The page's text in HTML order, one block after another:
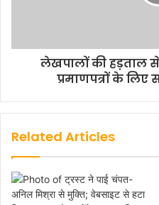
लेखपालों की हड़ताल
प्रमाणपत्रों के
Related Articles